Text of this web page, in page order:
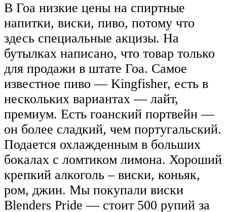
В Гоа низкие цены на спиртные
напитки, виски, пиво, потому что
здесь специальные акцизы. На
бутылках написано, что товар только
для продажи в штате Гоа. Самое
известное пиво — Kingfisher, есть в
нескольких вариантах — лайт,
премиум. Есть гоанский портвейн —
он более сладкий, чем португальский.
Подается охлажденным в больших
бокалах с ломтиком лимона. Хороший
крепкий алкоголь – виски, коньяк,
ром, джин. Мы покупали виски
Blenders Pride — стоит 500 рупий за